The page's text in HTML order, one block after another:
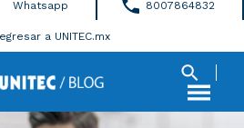
Whatsapp 8007864832
a UNITEC.mx